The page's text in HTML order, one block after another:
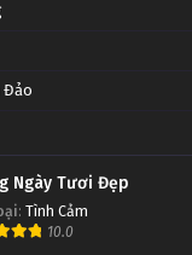
Đảo
Ngày Tươi Đẹp
: Tình Cảm
10.0